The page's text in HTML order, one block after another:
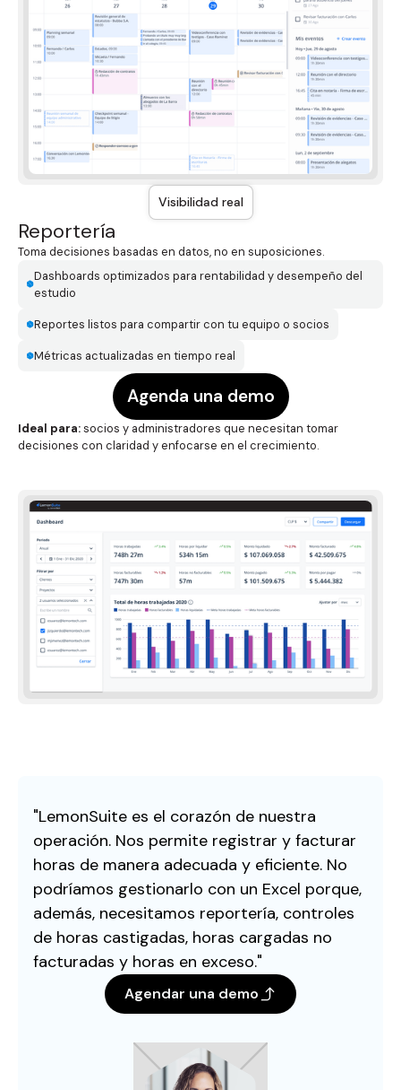
Visibilidad real
Reportería
Toma decisiones basadas en datos, no en suposiciones.
Dashboards optimizados para rentabilidad y desempeño del
estudio
Reportes listos para compartir con tu equipo o socios
Métricas actualizadas en tiempo real
Agenda una demo
Ideal para:socios y administradores que necesitan tomar
decisiones con claridad y enfocarse en el crecimiento.
"LemonSuite es el corazón de nuestra
operación. Nos permite registrar y facturar
horas de manera adecuada y eficiente. No
podríamos gestionarlo con un Excel porque,
además, necesitamos reportería, controles
de horas castigadas, horas cargadas no
facturadas y horas en exceso."
Agendar una demo